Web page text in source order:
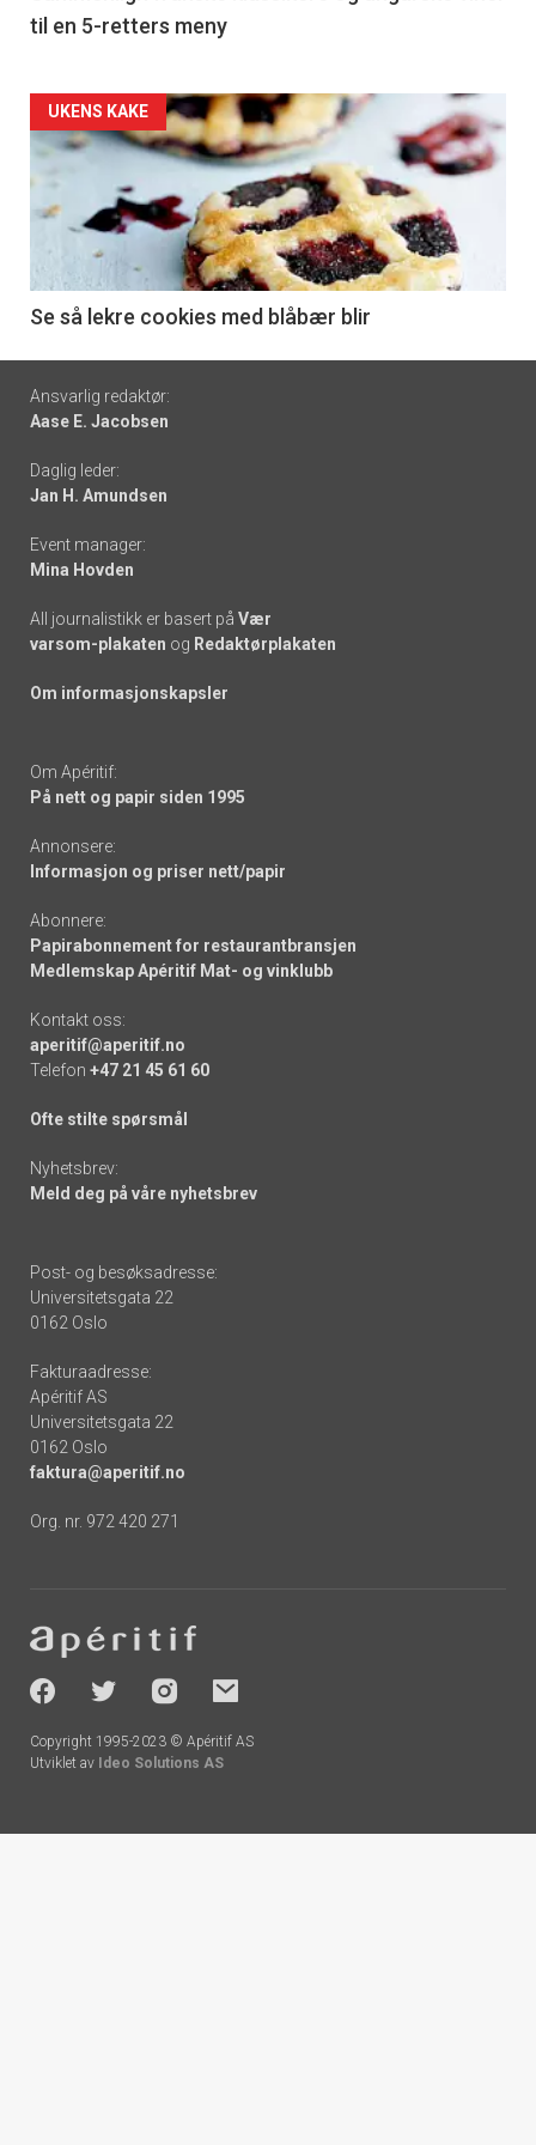
til en 5-retters meny
Forsiden
akkurat
nå
6
UKENS KAKE
Se så lekre cookies med blåbær blir
Footer
-
links
Ansvarlig redaktør:
Aase E. Jacobsen
Daglig leder:
Jan H. Amundsen
Event manager:
Mina Hovden
All journalistikk er basert på Vær
varsom-plakaten og Redaktørplakaten
Om informasjonskapsler
Om Apéritif:
På nett og papir siden 1995
Annonsere:
Informasjon og priser nett/papir
Abonnere:
Papirabonnement for restaurantbransjen
Medlemskap Apéritif Mat- og vinklubb
Kontakt oss:
aperitif@aperitif.no
Telefon +47 21 45 61 60
Ofte stilte spørsmål
Nyhetsbrev:
Meld deg på våre nyhetsbrev
Post- og besøksadresse:
Universitetsgata 22
0162 Oslo
Fakturaadresse:
Apéritif AS
Universitetsgata 22
0162 Oslo
faktura@aperitif.no
Org. nr. 972 420 271
-
socials
Copyright 1995-2023 © Apéritif AS
Utviklet av Ideo Solutions AS